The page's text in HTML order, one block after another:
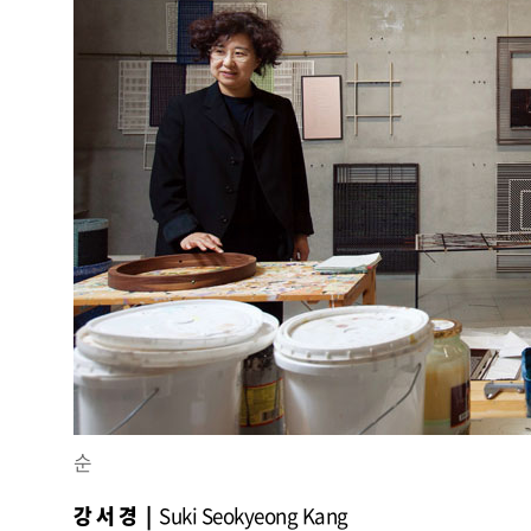
순
강 서 경 | Suki Seokyeong Kang